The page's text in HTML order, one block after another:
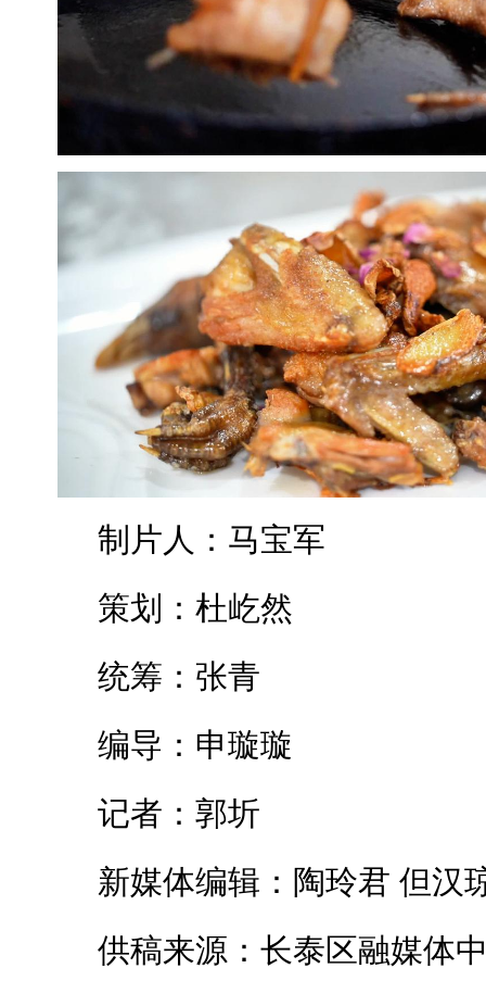
制片人：马宝军
策划：杜屹然
统筹：张青
编导：申璇璇
记者：郭圻
新媒体编辑：陶玲君 但汉
供稿来源：长泰区融媒体